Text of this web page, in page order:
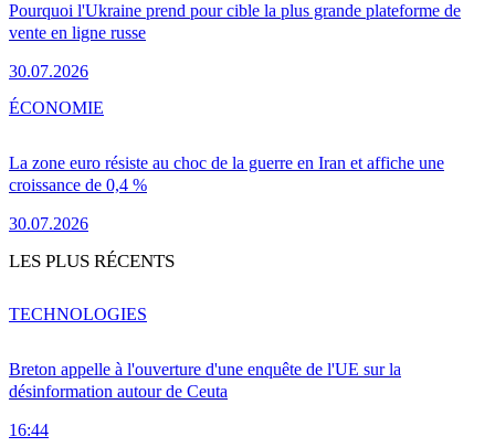
Pourquoi l'Ukraine prend pour cible la plus grande plateforme de
vente en ligne russe
30.07.2026
La zone euro résiste au choc de la guerre en Iran et affiche une
croissance de 0,4 %
30.07.2026
ÉCONOMIE
LES PLUS RÉCENTS
Breton appelle à l'ouverture d'une enquête de l'UE sur la
désinformation autour de Ceuta
16:44
TECHNOLOGIES